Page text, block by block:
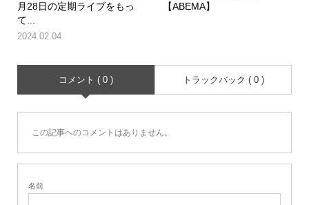
月28日の定期ライブをもっ
て...
2024.02.04
【ABEMA】
コメント ( 0 ) トラックバック ( 0 )
この記事へのコメントはありません。
名前